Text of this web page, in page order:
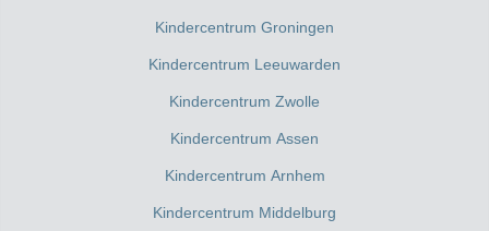
Kindercentrum Groningen
Kindercentrum Leeuwarden
Kindercentrum Zwolle
Kindercentrum Assen
Kindercentrum Arnhem
Kindercentrum Middelburg